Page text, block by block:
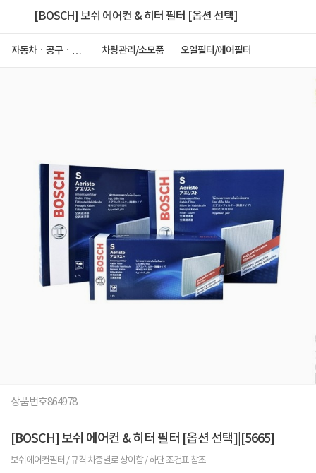
[BOSCH] 보쉬 에어컨 & 히터 필터 [옵션 선택]
자동차ㆍ공구ㆍ안
차량관리/소모품 오일필터/에어필터
상품번호864978
[BOSCH] 보쉬 에어컨 & 히터 필터 [옵션 선택]|[5665]
보쉬에어컨필터 / 규격 차종별로 상이함 / 하단 조건표 참조